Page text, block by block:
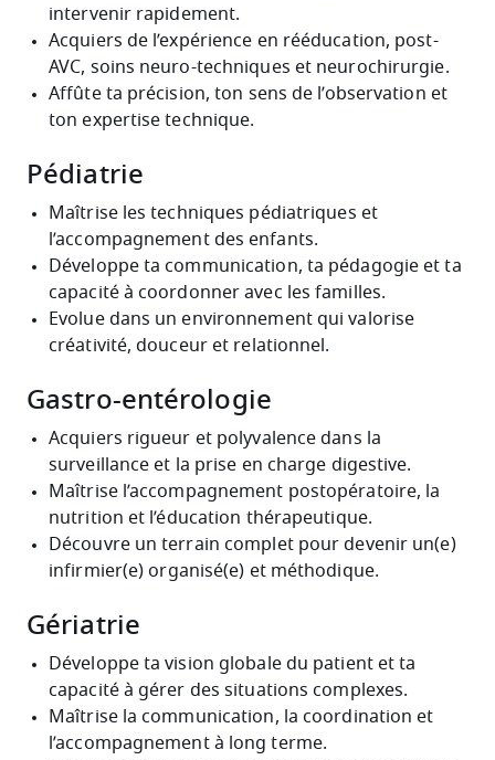
intervenir rapidement.
Acquiers de l’expérience en rééducation, post-
AVC, soins neuro-techniques et neurochirurgie.
Affûte ta précision, ton sens de l’observation et
ton expertise technique.
Pédiatrie
Maîtrise les techniques pédiatriques et
l’accompagnement des enfants.
Développe ta communication, ta pédagogie et ta
capacité à coordonner avec les familles.
Evolue dans un environnement qui valorise
créativité, douceur et relationnel.
Gastro-entérologie
Acquiers rigueur et polyvalence dans la
surveillance et la prise en charge digestive.
Maîtrise l’accompagnement postopératoire, la
nutrition et l’éducation thérapeutique.
Découvre un terrain complet pour devenir un(e)
infirmier(e) organisé(e) et méthodique.
Gériatrie
Développe ta vision globale du patient et ta
capacité à gérer des situations complexes.
Maîtrise la communication, la coordination et
l’accompagnement à long terme.